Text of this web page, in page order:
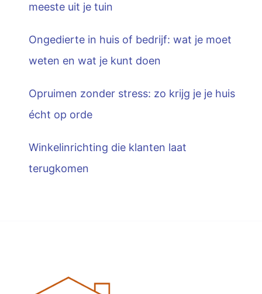
meeste uit je tuin
Ongedierte in huis of bedrijf: wat je moet
weten en wat je kunt doen
Opruimen zonder stress: zo krijg je je huis
écht op orde
Winkelinrichting die klanten laat
terugkomen